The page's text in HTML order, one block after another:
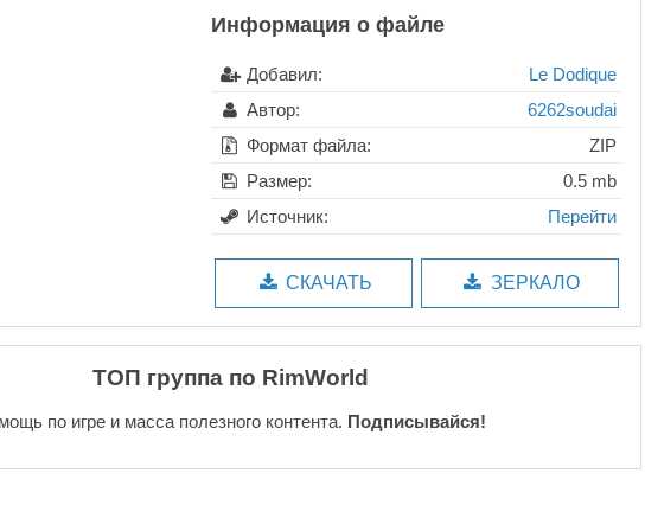
Информация о файле
Добавил:
Le Dodique
Автор:
6262soudai
Формат файла:
ZIP
Размер:
0.5 mb
Источник:
Перейти
СКАЧАТЬ ЗЕРКАЛО
ТОП группа по RimWorld
по игре и масса полезного контента. Подписывайся!